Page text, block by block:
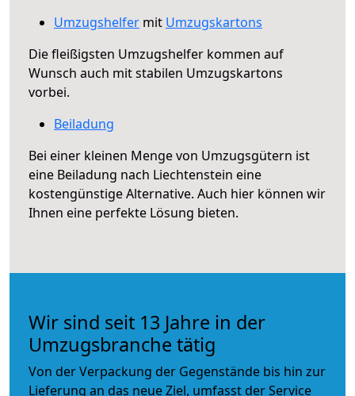
Umzugshelfer mit Umzugskartons
Die fleißigsten Umzugshelfer kommen auf
Wunsch auch mit stabilen Umzugskartons
vorbei.
Beiladung
Bei einer kleinen Menge von Umzugsgütern ist
eine Beiladung nach Liechtenstein eine
kostengünstige Alternative. Auch hier können wir
Ihnen eine perfekte Lösung bieten.
Wir sind seit 13 Jahre in der
Umzugsbranche tätig
Von der Verpackung der Gegenstände bis hin zur
Lieferung an das neue Ziel, umfasst der Service